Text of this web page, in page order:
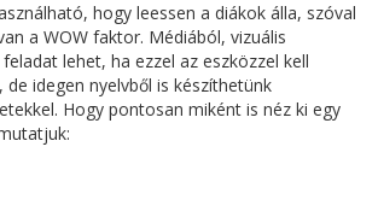
hogy leessen a diákok álla, szóval
a WOW faktor. Médiából, vizuális
lehet, ha ezzel az eszközzel kell
idegen nyelvből is készíthetünk
Hogy pontosan miként is néz ki egy